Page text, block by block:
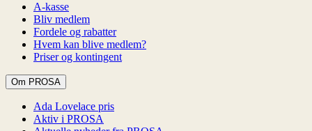
A-kasse
Bliv medlem
Fordele og rabatter
Hvem kan blive medlem?
Priser og kontingent
Om PROSA
Ada Lovelace pris
Aktiv i PROSA